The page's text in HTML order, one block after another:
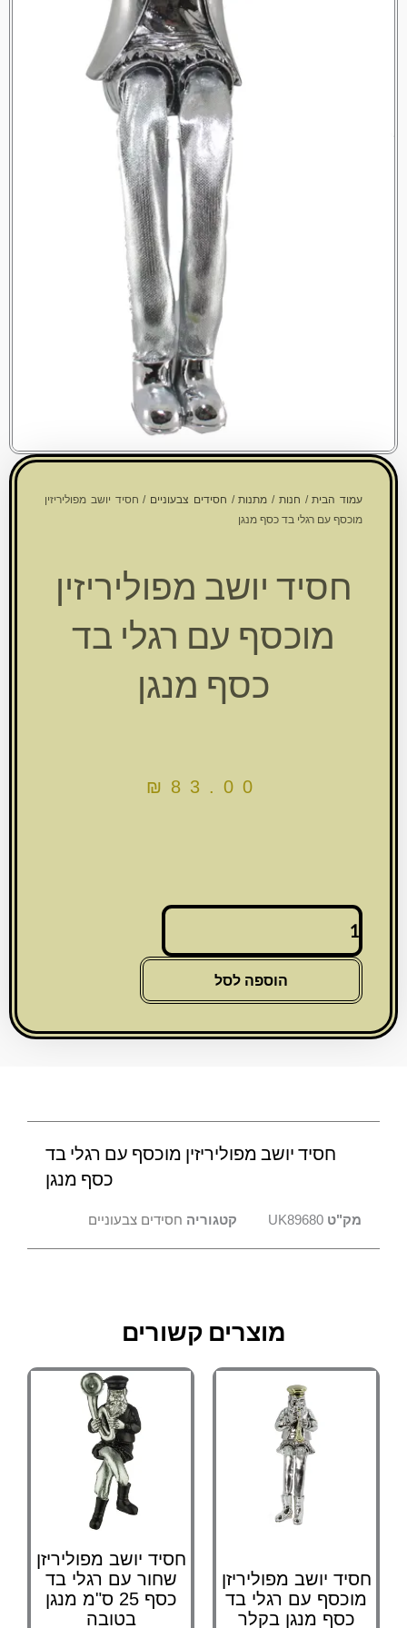
עמוד הבית/ חנות / מתנות/ חסידים צבעוניים / חסיד יושב מפוליריזין
מוכסף עם רגלי בד כסף מנגן
חסיד יושב מפוליריזין
מוכסף עם רגלי בד
כסף מנגן
₪ 83.00
כמות
של
חסיד
מפוליריזין
עם
הוספה לסל
חסיד יושב מפוליריזין מוכסף עם רגלי בד
כסף מנגן
מק"ט UK89680 קטגוריה חסידים צבעוניים
מוצרים קשורים
חסיד יושב מפוליריזן
מוכסף עם רגלי בד
כסף מנגן בקלר
חסיד יושב מפוליריזן
שחור עם רגלי בד
כסף 25 ס"מ מנגן
בטובה